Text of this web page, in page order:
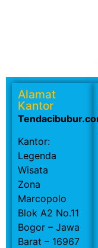
Alamat
Kantor
Kantor:
Legenda
Wisata
Zona
Marcopolo
Blok A2 No.11
Bogor – Jawa
Barat – 16967